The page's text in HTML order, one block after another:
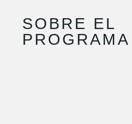
SOBRE EL
PROGRAMA